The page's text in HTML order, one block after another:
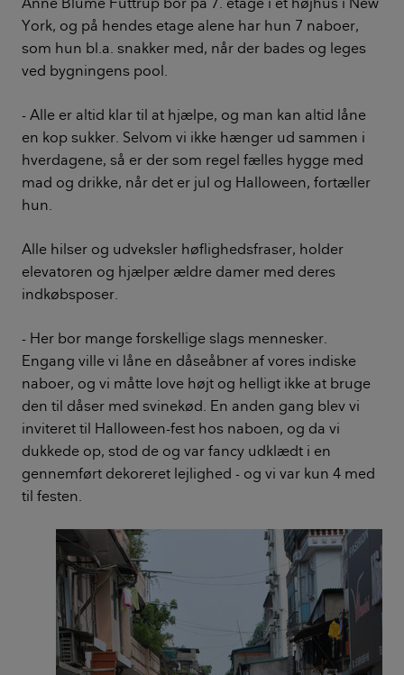
York, og på hendes etage alene har hun 7 naboer,
som hun bl.a. snakker med, når der bades og leges
ved bygningens pool.
- Alle er altid klar til at hjælpe, og man kan altid låne
en kop sukker. Selvom vi ikke hænger ud sammen i
hverdagene, så er der som regel fælles hygge med
mad og drikke, når det er jul og Halloween, fortæller
hun.
Alle hilser og udveksler høflighedsfraser, holder
elevatoren og hjælper ældre damer med deres
indkøbsposer.
- Her bor mange forskellige slags mennesker.
Engang ville vi låne en dåseåbner af vores indiske
naboer, og vi måtte love højt og helligt ikke at bruge
den til dåser med svinekød. En anden gang blev vi
inviteret til Halloween-fest hos naboen, og da vi
dukkede op, stod de og var fancy udklædt i en
gennemført dekoreret lejlighed - og vi var kun 4 med
til festen.